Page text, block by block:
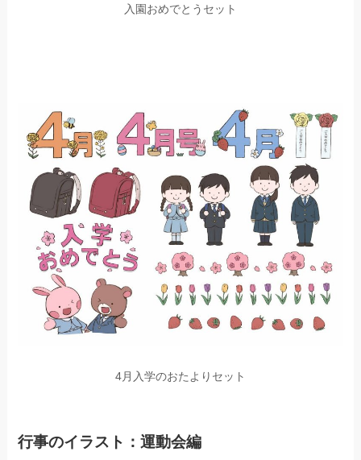
入園おめでとうセット
4月入学のおたよりセット
行事のイラスト：運動会編